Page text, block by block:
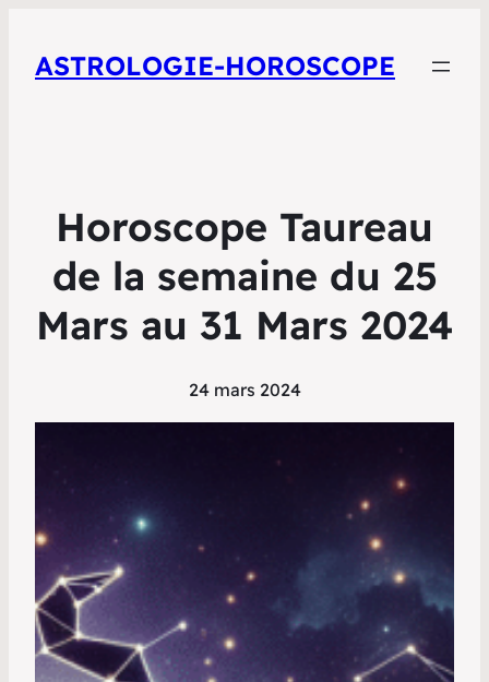
ASTROLOGIE-HOROSCOPE
Horoscope Taureau
de la semaine du 25
Mars au 31 Mars 2024
24 mars 2024